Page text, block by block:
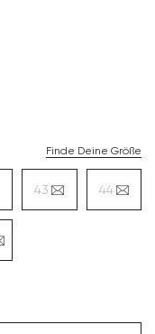
Finde Deine Größe
43 44